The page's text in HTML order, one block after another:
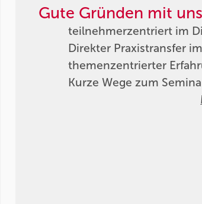
Gute Gründen mit
teilnehmerzentriert im
Direkter Praxistransfer
themenzentrierter
Kurze Wege zum